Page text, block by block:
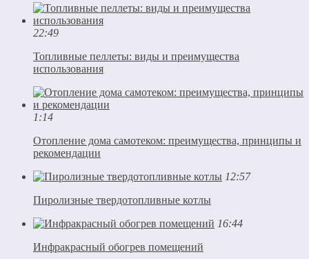
22:49
Топливные пеллеты: виды и преимущества
использования
1:14
Отопление дома самотеком: преимущества, принципы и
рекомендации
12:57
Пиролизные твердотопливные котлы
16:44
Инфракрасный обогрев помещений